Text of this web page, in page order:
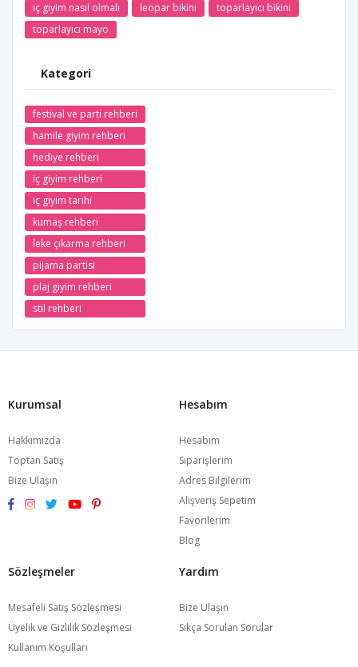
iç giyim nasıl olmalı
leopar bikini
toparlayıcı bikini
toparlayıcı mayo
Kategori
festival ve parti rehberi
hamile giyim rehberi
hediye rehberi
iç giyim rehberi
iç giyim tarihi
kumaş rehberi
leke çıkarma rehberi
pijama partisi
plaj giyim rehberi
stil rehberi
Kurumsal
Hakkımızda
Toptan Satış
Bize Ulaşın
Hesabım
Hesabım
Siparişlerim
Adres Bilgilerim
Alışveriş Sepetim
Favorilerim
Blog
Sözleşmeler
Mesafeli Satış Sözleşmesi
Üyelik ve Gizlilik Sözleşmesi
Kullanım Koşulları
Yardım
Bize Ulaşın
Sıkça Sorulan Sorular